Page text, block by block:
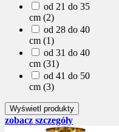
od 21 do 35
cm (2)
od 28 do 40
cm (1)
od 31 do 40
cm (31)
od 41 do 50
cm (3)
zobacz szczegóły